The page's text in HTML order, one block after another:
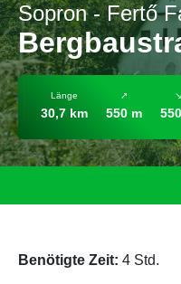
Sopron - Fertő
Länge
30,7 km
↗
550 m
↘
Benötigte Zeit: 4 Std.